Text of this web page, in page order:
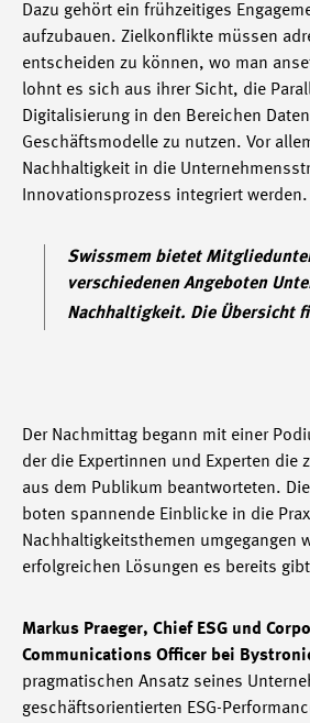
Dazu gehört ein frühzeitiges
aufzubauen. Zielkonflikte müssen
entscheiden zu können, wo man
lohnt es sich aus ihrer Sicht, die
Digitalisierung in den Bereichen
Geschäftsmodelle zu nutzen. Vor
Nachhaltigkeit in die
Innovationsprozess integriert werden.
Swissmem bietet
verschiedenen Angeboten
Nachhaltigkeit. Die Übersicht
Der Nachmittag begann mit einer
der die Expertinnen und Experten die
aus dem Publikum beantworteten.
boten spannende Einblicke in die
Nachhaltigkeitsthemen umgegangen
erfolgreichen Lösungen es bereits
Markus Praeger, Chief ESG und
Communications Officer bei
pragmatischen Ansatz seines
geschäftsorientierten ESG-